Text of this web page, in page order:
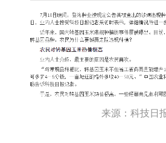
来源：科技日